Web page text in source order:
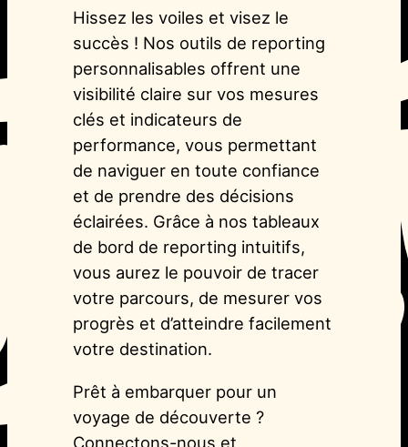
Hissez les voiles et visez le
succès ! Nos outils de reporting
personnalisables offrent une
visibilité claire sur vos mesures
clés et indicateurs de
performance, vous permettant
de naviguer en toute confiance
et de prendre des décisions
éclairées. Grâce à nos tableaux
de bord de reporting intuitifs,
vous aurez le pouvoir de tracer
votre parcours, de mesurer vos
progrès et d’atteindre facilement
votre destination.
Prêt à embarquer pour un
voyage de découverte ?
Connectons-nous et